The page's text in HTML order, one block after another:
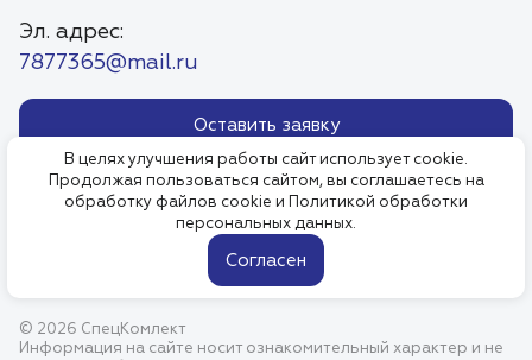
Эл. адрес:
7877365@mail.ru
Оставить заявку
Политика обработки
персональных данных.
Пользовательское соглаше
© 2026 СпецКомлект
Информация на сайте носит ознакомительный характер и не
В целях улучшения работы сайт использует cookie.
Продолжая пользоваться сайтом, вы соглашаетесь на
обработку файлов cookie и Политикой обработки
персональных данных.
Согласен